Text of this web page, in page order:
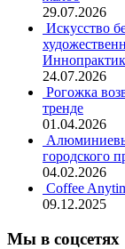
29.07.2026
Искусство
24.07.2026
Рогожка
тренде
01.04.2026
городского
04.02.2026
Coffee
09.12.2025
Мы в соцсетях